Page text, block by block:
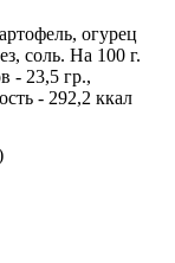
огурец
соль. На 100 г.
- 23,5 гр.,
- 292,2 ккал